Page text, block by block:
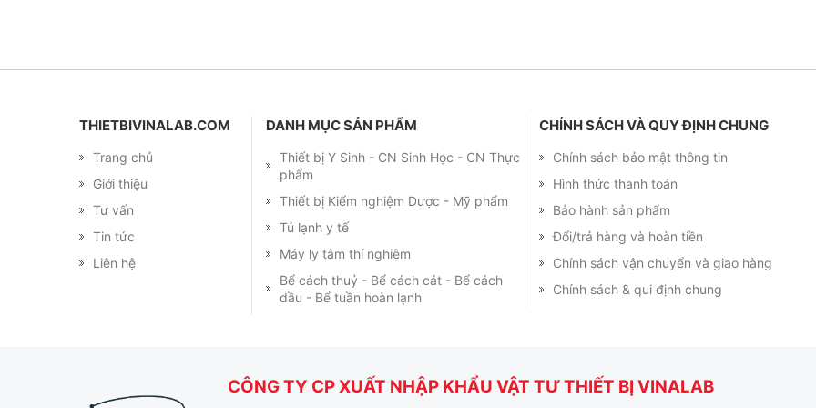
THIETBIVINALAB.COM
Trang chủ
Giới thiệu
Tư vấn
Tin tức
Liên hệ
DANH MỤC SẢN PHẨM
Thiết bị Y Sinh - CN Sinh Học - CN Thực
phẩm
Thiết bị Kiểm nghiệm Dược - Mỹ phẩm
Tủ lạnh y tế
Máy ly tâm thí nghiệm
Bể cách thuỷ - Bể cách cát - Bể cách
dầu - Bể tuần hoàn lạnh
CHÍNH SÁCH VÀ QUY ĐỊNH CHUNG
Chính sách bảo mật thông tin
Hình thức thanh toán
Bảo hành sản phẩm
Đổi/trả hàng và hoàn tiền
Chính sách vận chuyển và giao hàng
Chính sách & qui định chung
CÔNG TY CP XUẤT NHẬP KHẨU VẬT TƯ THIẾT BỊ VINALAB